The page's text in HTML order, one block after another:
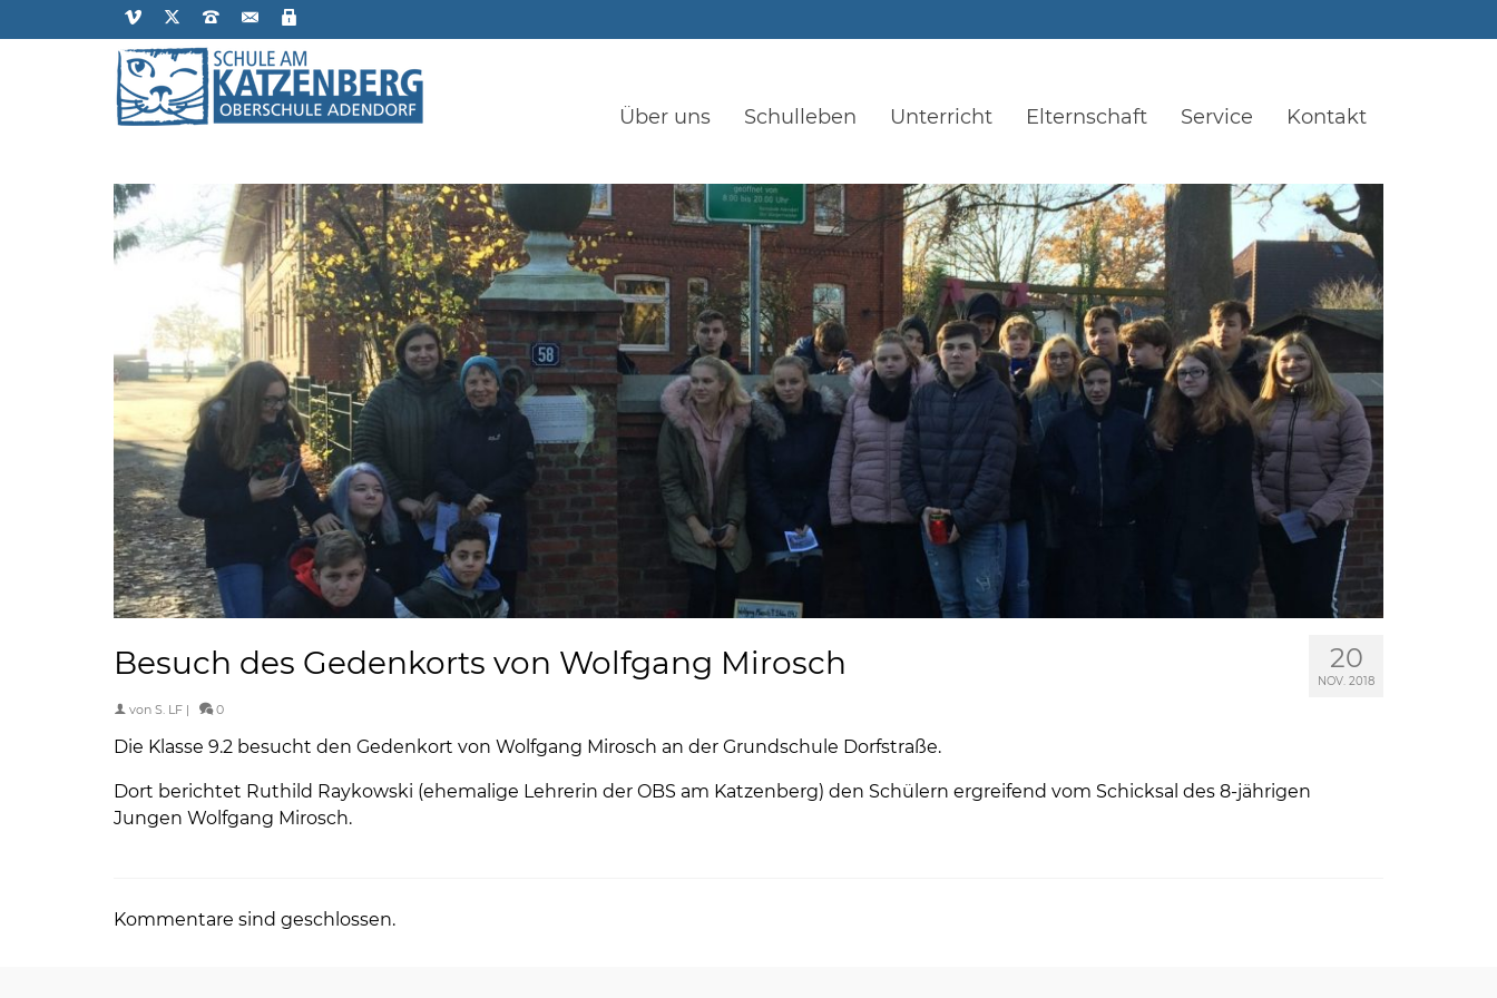
Über uns Schulleben Unterricht Elternschaft Service Kontakt
20
NOV. 2018
Besuch des Gedenkorts von Wolfgang Mirosch
von S. LF | 0
Die Klasse 9.2 besucht den Gedenkort von Wolfgang Mirosch an der Grundschule Dorfstraße.
Dort berichtet Ruthild Raykowski (ehemalige Lehrerin der OBS am Katzenberg) den Schülern ergreifend vom Schicksal des 8-jährigen
Jungen Wolfgang Mirosch.
Kommentare sind geschlossen.